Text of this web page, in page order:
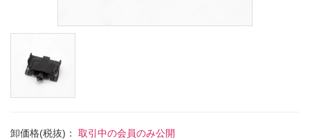
卸価格(税抜)： 取引中の会員のみ公開